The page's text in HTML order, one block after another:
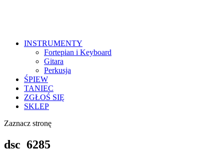
INSTRUMENTY
Fortepian i Keyboard
Gitara
Perkusja
ŚPIEW
TANIEC
ZGŁOŚ SIĘ
SKLEP
Zaznacz stronę
dsc_6285